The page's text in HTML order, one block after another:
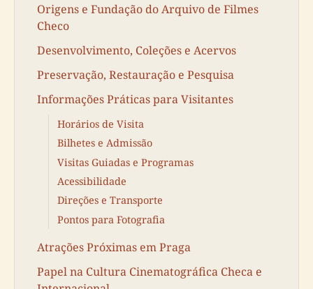
Origens e Fundação do Arquivo de Filmes
Checo
Desenvolvimento, Coleções e Acervos
Preservação, Restauração e Pesquisa
Informações Práticas para Visitantes
Horários de Visita
Bilhetes e Admissão
Visitas Guiadas e Programas
Acessibilidade
Direções e Transporte
Pontos para Fotografia
Atrações Próximas em Praga
Papel na Cultura Cinematográfica Checa e